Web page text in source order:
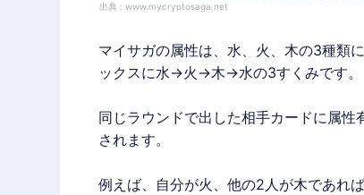
出典 : www.mycryptosaga.net
マイサガの属性は、水、火、木の3種類
ックスに水→火→木→水の3すくみです。
同じラウンドで出した相手カードに属
されます。
例えば、自分が火、他の2人が木であれ